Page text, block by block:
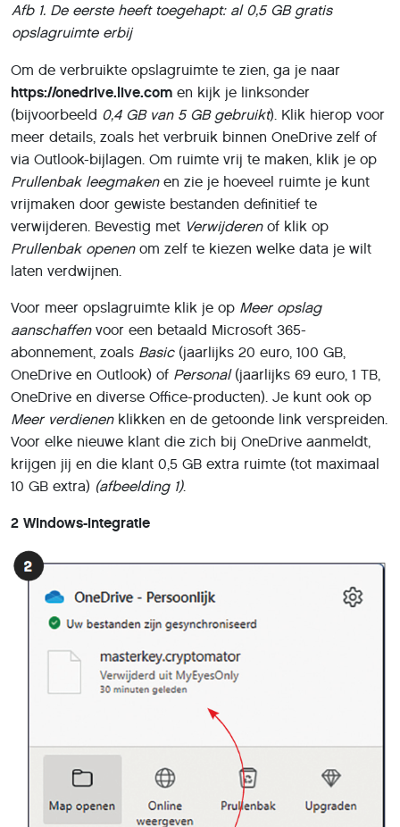
Afb 1. De eerste heeft toegehapt: al 0,5 GB gratis
opslagruimte erbij
Om de verbruikte opslagruimte te zien, ga je naar
https://onedrive.live.com en kijk je linksonder
(bijvoorbeeld 0,4 GB van 5 GB gebruikt). Klik hierop voor
meer details, zoals het verbruik binnen OneDrive zelf of
via Outlook-bijlagen. Om ruimte vrij te maken, klik je op
Prullenbak leegmakenen zie je hoeveel ruimte je kunt
vrijmaken door gewiste bestanden definitief te
verwijderen. Bevestig met Verwijderenof klik op
Prullenbak openenom zelf te kiezen welke data je wilt
laten verdwijnen.
Voor meer opslagruimte klik je op Meer opslag
aanschaffenvoor een betaald Microsoft 365-
abonnement, zoals Basic(jaarlijks 20 euro, 100 GB,
OneDrive en Outlook) of Personal(jaarlijks 69 euro, 1 TB,
OneDrive en diverse Office-producten). Je kunt ook op
Meer verdienenklikken en de getoonde link verspreiden.
Voor elke nieuwe klant die zich bij OneDrive aanmeldt,
krijgen jij en die klant 0,5 GB extra ruimte (tot maximaal
10 GB extra) (afbeelding 1).
2 Windows-integratie